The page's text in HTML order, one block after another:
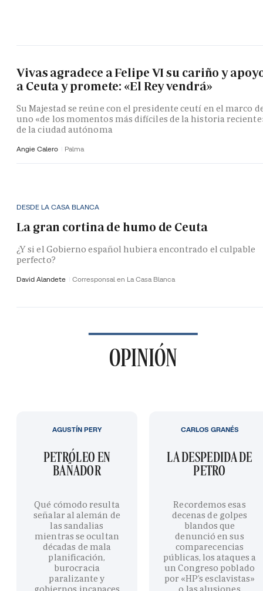
Vivas agradece a Felipe VI su cariño y
a Ceuta y promete: «El Rey vendrá»
Su Majestad se reúne con el presidente ceutí en el marco
uno «de los momentos más difíciles de la historia
de la ciudad autónoma
Angie Calero Palma
DESDE LA CASA BLANCA
La gran cortina de humo de Ceuta
¿Y si el Gobierno español hubiera encontrado el culpable
perfecto?
David Alandete Corresponsal en La Casa Blanca
OPINIÓN
PETRÓLEO EN
BAÑADOR
Qué cómodo resulta
señalar al alemán de
las sandalias
mientras se ocultan
décadas de mala
planificación,
burocracia
paralizante y
AGUSTÍN PERY
LA DESPEDIDA DE
PETRO
Recordemos esas
decenas de golpes
blandos que
denunció en sus
comparecencias
públicas, los ataques a
un Congreso poblado
por «HP’s esclavistas»
CARLOS GRANÉS